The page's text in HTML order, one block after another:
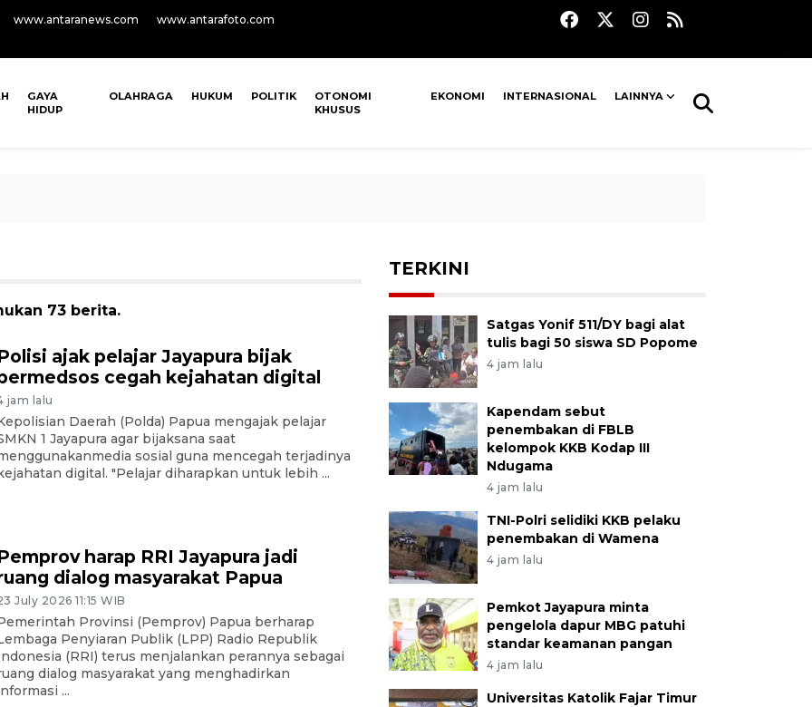
www.antaranews.com www.antarafoto.com
GAYA
HIDUP
OLAHRAGA HUKUM POLITIK
OTONOMI
KHUSUS
EKONOMI INTERNASIONAL LAINNYA
73 berita.
ajak pelajar Jayapura bijak
cegah kejahatan digital
jam lalu
Daerah (Polda) Papua mengajak pelajar
1 Jayapura agar bijaksana saat
sosial guna mencegah terjadinya
digital. "Pelajar diharapkan untuk lebih ...
harap RRI Jayapura jadi
dialog masyarakat Papua
July 2026 11:15 WIB
Provinsi (Pemprov) Papua berharap
Penyiaran Publik (LPP) Radio Republik
(RRI) terus menjalankan perannya sebagai
dialog masyarakat yang menghadirkan
...
TERKINI
Satgas Yonif 511/DY bagi alat
tulis bagi 50 siswa SD Popome
4 jam lalu
Kapendam sebut
penembakan di FBLB
kelompok KKB Kodap III
Ndugama
4 jam lalu
TNI-Polri selidiki KKB pelaku
penembakan di Wamena
4 jam lalu
Pemkot Jayapura minta
pengelola dapur MBG patuhi
standar keamanan pangan
4 jam lalu
Universitas Katolik Fajar Timur